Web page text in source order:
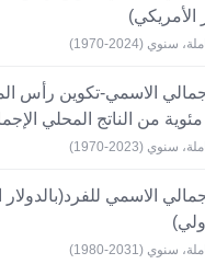
الأمريكي)
(2024-1970)
الاسمي-تكوين رأس
من الناتج المحلي
(2023-1970)
الاسمي للفرد(بالدولار
(2031-1980)